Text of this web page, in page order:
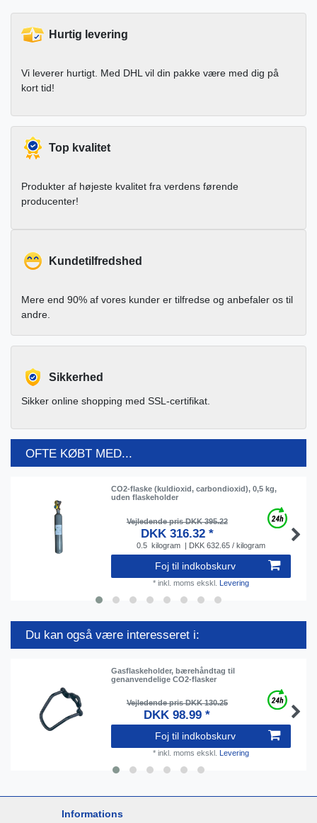
Hurtig levering
Vi leverer hurtigt. Med DHL vil din pakke være med dig på
kort tid!
Top kvalitet
Produkter af højeste kvalitet fra verdens førende
producenter!
Kundetilfredshed
Mere end 90% af vores kunder er tilfredse og anbefaler os til
andre.
Sikkerhed
Sikker online shopping med SSL-certifikat.
OFTE KØBT MED...
CO2-flaske (kuldioxid, carbondioxid), 0,5 kg,
uden flaskeholder
Vejledende pris DKK 395.22
DKK 316.32 *
0.5 kilogram | DKK 632.65 / kilogram
Foj til indkobskurv
* inkl. moms ekskl. Levering
Du kan også være interesseret i:
Gasflaskeholder, bærehåndtag til
genanvendelige CO2-flasker
Vejledende pris DKK 130.25
DKK 98.99 *
Foj til indkobskurv
* inkl. moms ekskl. Levering
Informations